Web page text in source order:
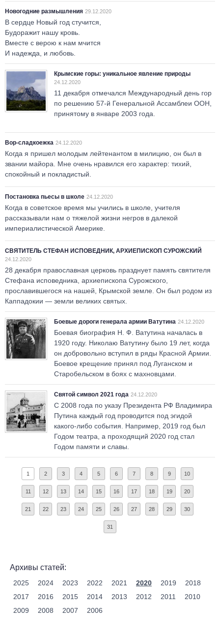
Новогодние размышления 29.12.2020
В сердце Новый год стучится,
Будоражит нашу кровь.
Вместе с верою к нам мчится
И надежда, и любовь.
Крымские горы: уникальное явление природы
24.12.2020
11 декабря отмечался Международный день гор
по решению 57-й Генеральной Ассамблеи ООН,
принятому в январе 2003 года.
Вор-сладкоежка 24.12.2020
Когда я пришел молодым лейтенантом в милицию, он был в
звании майора. Мне очень нравился его характер: тихий,
спокойный и покладистый.
Постановка пьесы в школе 24.12.2020
Когда в советское время мы учились в школе, учителя
рассказывали нам о тяжелой жизни негров в далекой
империалистической Америке.
СВЯТИТЕЛЬ СТЕФАН ИСПОВЕДНИК, АРХИЕПИСКОП СУРОЖСКИЙ
24.12.2020
28 декабря православная церковь празднует память святителя
Стефана исповедника, архи­епископа Сурожского,
прославившегося на нашей, Крымской земле. Он был родом из
Каппадокии — земли великих святых.
Боевые дороги генерала армии Ватутина 24.12.2020
Боевая биография Н. Ф. Ватутина началась в
1920 году. Николаю Ватутину было 19 лет, когда
он добровольно вступил в ряды Красной Армии.
Боевое крещение принял под Луганском и
Старобельском в боях с махновцами.
Святой символ 2021 года 24.12.2020
С 2008 года по указу Президента РФ Владимира
Путина каждый год проводится под эгидой
какого-либо события. Например, 2019 год был
Годом театра, а проходящий 2020 год стал
Годом памяти и славы.
1 2 3 4 5 6 7 8 9 10
11 12 13 14 15 16 17 18 19 20
21 22 23 24 25 26 27 28 29 30
31
Архивы статей:
2025 2024 2023 2022 2021 2020 2019
2018
2017
2016 2015 2014 2013 2012 2011
2010
2009
2008 2007 2006